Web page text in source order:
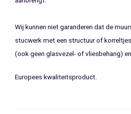
Wij kunnen niet garanderen dat de
stucwerk met een structuur of
(ook geen glasvezel- of vliesbehang)
Europees kwaliteitsproduct.